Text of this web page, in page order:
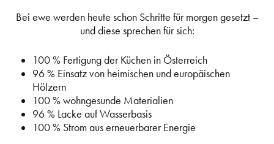
Bei ewe werden heute schon Schritte für morgen gesetzt –
und diese sprechen für sich:
100 % Fertigung der Küchen in Österreich
96 % Einsatz von heimischen und europäischen
Hölzern
100 % wohngesunde Materialien
96 % Lacke auf Wasserbasis
100 % Strom aus erneuerbarer Energie